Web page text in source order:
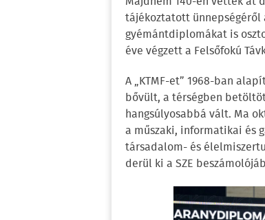
tájékoztatott ünnepségéről
gyémántdiplomákat is
éve végzett a Felsőfokú
A „KTMF-et” 1968-ban
bővült, a térségben
hangsúlyosabbá vált. Ma
a műszaki, informatikai és
társadalom- és
derül ki a SZE